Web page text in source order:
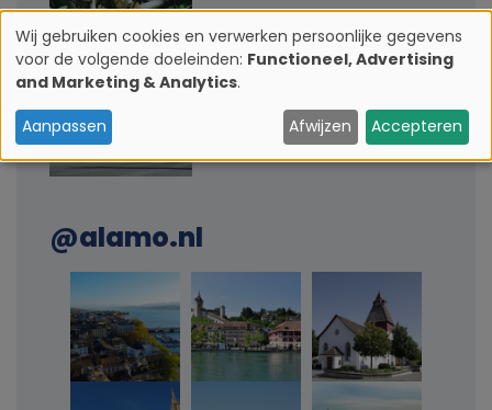
Tolwegen in Amerika zijn
kinderspel met de
26 maart 2026
@alamo.nl
G
e
b
Wij gebruiken cookies en verwerken persoonlijke gegevens
voor de volgende doeleinden: Functioneel, Advertising
and Marketing & Analytics.
Aanpassen Afwijzen Accepteren